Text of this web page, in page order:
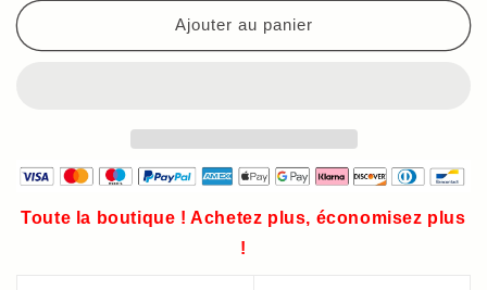
Ajouter au panier
Toute la boutique ! Achetez plus, économisez plus
!